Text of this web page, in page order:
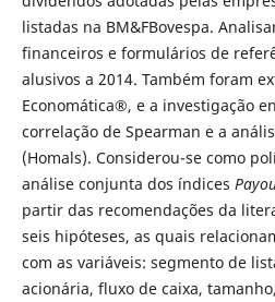
listadas na BM&FBovespa.
financeiros e formulários de
alusivos a 2014. Também foram
Economática®, e a investigação
correlação de Spearman e a
(Homals). Considerou-se como
análise conjunta dos índices
partir das recomendações da
seis hipóteses, as quais
com as variáveis: segmento de
acionária, fluxo de caixa,